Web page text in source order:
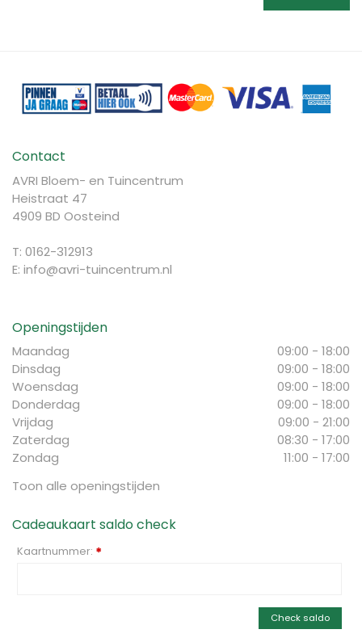
Contact
AVRI Bloem- en Tuincentrum
Heistraat 47
4909 BD Oosteind
T: 0162-312913
E: info@avri-tuincentrum.nl
Openingstijden
Maandag
09:00 - 18:00
Dinsdag
09:00 - 18:00
Woensdag
09:00 - 18:00
Donderdag
09:00 - 18:00
Vrijdag
09:00 - 21:00
Zaterdag
08:30 - 17:00
Zondag
11:00 - 17:00
Toon alle openingstijden
Cadeaukaart saldo check
Kaartnummer: *
Check saldo